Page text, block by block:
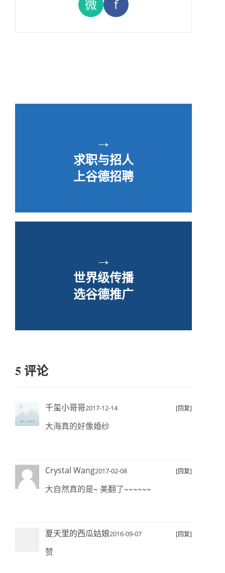
微 f
→
求职与招人
上谷德招聘
→
世界级传播
选谷德推广
5 评论
千玺小哥哥2017-12-14 [回复]
大海真的好像婚纱
Crystal Wang2017-02-08 [回复]
大自然真的是~ 美翻了~~~~~~
夏天里的西瓜姑娘2016-09-07 [回复]
赞